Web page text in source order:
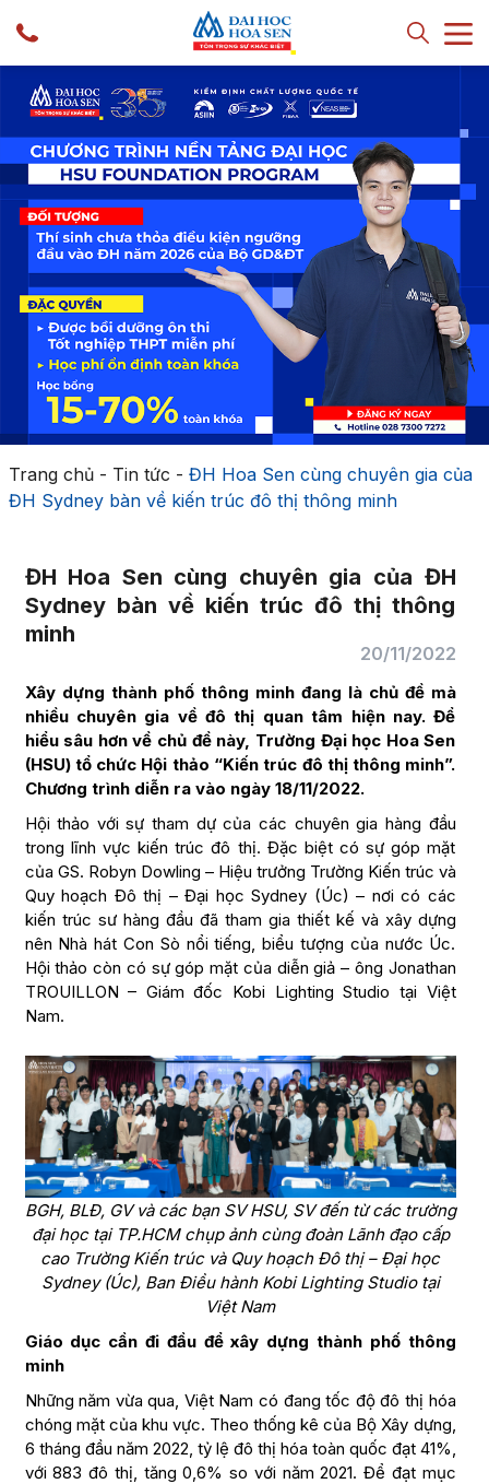
Trang chủ- Tin tức - ĐH Hoa Sen cùng chuyên gia của
ĐH Sydney bàn về kiến trúc đô thị thông minh
ĐH Hoa Sen cùng chuyên gia của ĐH
Sydney bàn về kiến trúc đô thị thông
minh
20/11/2022
Xây dựng thành phố thông minh đang là chủ đề mà
nhiều chuyên gia về đô thị quan tâm hiện nay. Để
hiểu sâu hơn về chủ đề này, Trường Đại học Hoa Sen
(HSU) tổ chức Hội thảo “Kiến trúc đô thị thông minh”.
Chương trình diễn ra vào ngày 18/11/2022.
Hội thảo với sự tham dự của các chuyên gia hàng đầu
trong lĩnh vực kiến trúc đô thị. Đặc biệt có sự góp mặt
của GS. Robyn Dowling – Hiệu trưởng Trường Kiến trúc và
Quy hoạch Đô thị – Đại học Sydney (Úc) – nơi có các
kiến trúc sư hàng đầu đã tham gia thiết kế và xây dựng
nên Nhà hát Con Sò nổi tiếng, biểu tượng của nước Úc.
Hội thảo còn có sự góp mặt của diễn giả – ông Jonathan
TROUILLON – Giám đốc Kobi Lighting Studio tại Việt
Nam.
BGH, BLĐ, GV và các bạn SV HSU, SV đến từ các trường
đại học tại TP.HCM chụp ảnh cùng đoàn Lãnh đạo cấp
cao Trường Kiến trúc và Quy hoạch Đô thị – Đại học
Sydney (Úc), Ban Điều hành Kobi Lighting Studio tại
Việt Nam
Giáo dục cần đi đầu để xây dựng thành phố thông
minh
Những năm vừa qua, Việt Nam có đang tốc độ đô thị hóa
chóng mặt của khu vực. Theo thống kê của Bộ Xây dựng,
6 tháng đầu năm 2022, tỷ lệ đô thị hóa toàn quốc đạt 41%,
với 883 đô thị, tăng 0,6% so với năm 2021. Để đạt mục